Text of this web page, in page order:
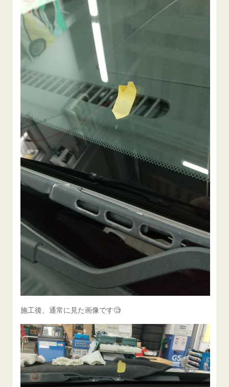
施工後、通常に見た画像です🧐